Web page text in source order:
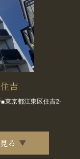
吉
東京都江東区住吉2-
る